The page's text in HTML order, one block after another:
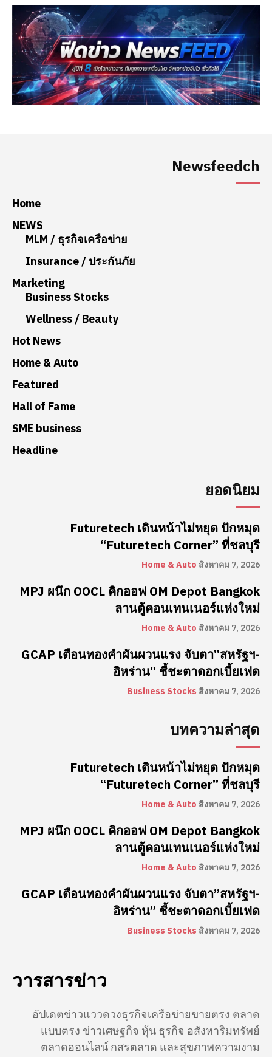
Newsfeedch
Home
NEWS
MLM / ธุรกิจเครือข่าย
Insurance / ประกันภัย
Marketing
Business Stocks
Wellness / Beauty
Hot News
Home & Auto
Featured
Hall of Fame
SME business
Headline
ยอดนิยม
Futuretech เดินหน้าไม่หยุด ปักหมุด
“Futuretech Corner” ที่ชลบุรี
Home & Auto สิงหาคม 7, 2026
MPJ ผนึก OOCL คิกออฟ OM Depot Bangkok
ลานตู้คอนเทนเนอร์แห่งใหม่
Home & Auto สิงหาคม 7, 2026
GCAP เตือนทองคำผันผวนแรง จับตา”สหรัฐฯ-
อิหร่าน” ชี้ชะตาดอกเบี้ยเฟด
Business Stocks สิงหาคม 7, 2026
บทความล่าสุด
Futuretech เดินหน้าไม่หยุด ปักหมุด
“Futuretech Corner” ที่ชลบุรี
Home & Auto สิงหาคม 7, 2026
MPJ ผนึก OOCL คิกออฟ OM Depot Bangkok
ลานตู้คอนเทนเนอร์แห่งใหม่
Home & Auto สิงหาคม 7, 2026
GCAP เตือนทองคำผันผวนแรง จับตา”สหรัฐฯ-
อิหร่าน” ชี้ชะตาดอกเบี้ยเฟด
Business Stocks สิงหาคม 7, 2026
วารสารข่าว
อัปเดตข่าวแววดวงธุรกิจเครือข่ายขายตรง ตลาด
แบบตรง ข่าวเศษฐกิจ หุ้น ธุรกิจ อสังหาริมทรัพย์
ตลาดออนไลน์ กสรตลาด และสุขภาพความงาม